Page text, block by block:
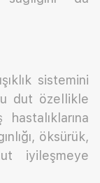
sistemini
dut özellikle
öksürük,
iyileşmeye